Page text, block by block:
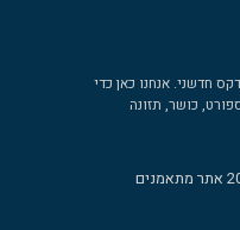
חדשני. אנחנו כאן כדי
כושר, תזונה